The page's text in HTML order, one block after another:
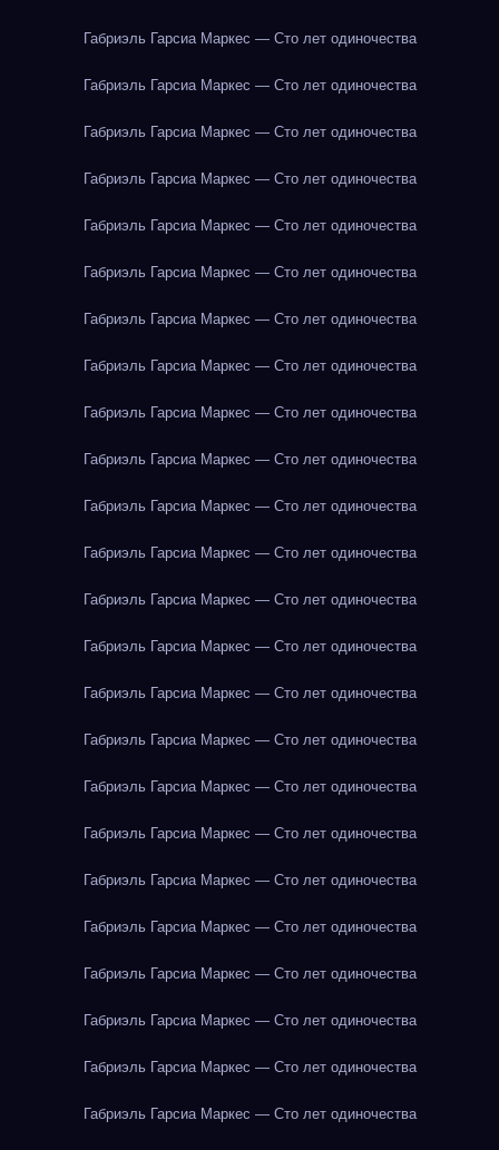
Габриэль Гарсиа Маркес — Сто лет одиночества
Габриэль Гарсиа Маркес — Сто лет одиночества
Габриэль Гарсиа Маркес — Сто лет одиночества
Габриэль Гарсиа Маркес — Сто лет одиночества
Габриэль Гарсиа Маркес — Сто лет одиночества
Габриэль Гарсиа Маркес — Сто лет одиночества
Габриэль Гарсиа Маркес — Сто лет одиночества
Габриэль Гарсиа Маркес — Сто лет одиночества
Габриэль Гарсиа Маркес — Сто лет одиночества
Габриэль Гарсиа Маркес — Сто лет одиночества
Габриэль Гарсиа Маркес — Сто лет одиночества
Габриэль Гарсиа Маркес — Сто лет одиночества
Габриэль Гарсиа Маркес — Сто лет одиночества
Габриэль Гарсиа Маркес — Сто лет одиночества
Габриэль Гарсиа Маркес — Сто лет одиночества
Габриэль Гарсиа Маркес — Сто лет одиночества
Габриэль Гарсиа Маркес — Сто лет одиночества
Габриэль Гарсиа Маркес — Сто лет одиночества
Габриэль Гарсиа Маркес — Сто лет одиночества
Габриэль Гарсиа Маркес — Сто лет одиночества
Габриэль Гарсиа Маркес — Сто лет одиночества
Габриэль Гарсиа Маркес — Сто лет одиночества
Габриэль Гарсиа Маркес — Сто лет одиночества
Габриэль Гарсиа Маркес — Сто лет одиночества